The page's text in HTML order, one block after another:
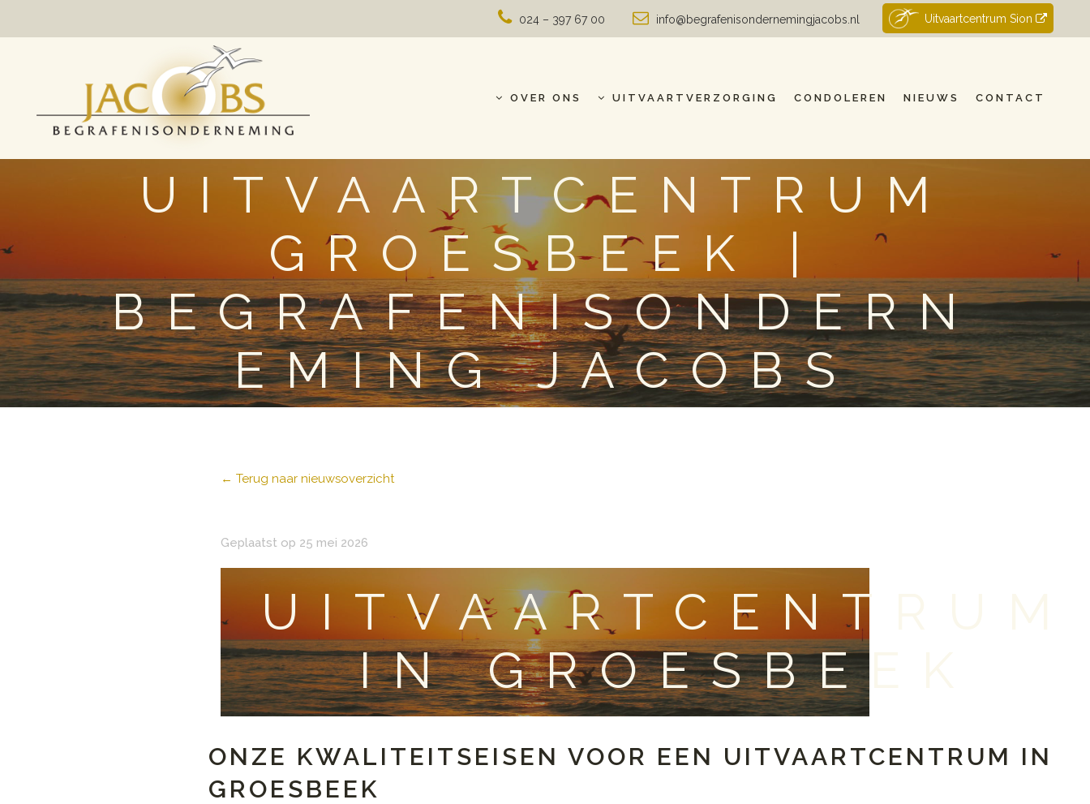
024 – 397 67 00 info@begrafenisondernemingjacobs.nl Uitvaartcentrum Sion
OVER ONS UITVAARTVERZORGING CONDOLEREN NIEUWS CONTACT
UITVAARTCENTRUM
GROESBEEK |
BEGRAFENISONDERN
EMING JACOBS
← Terug naar nieuwsoverzicht
Geplaatst op 25 mei 2026
UITVAARTCENTRUM
IN GROESBEEK
ONZE KWALITEITSEISEN VOOR EEN UITVAARTCENTRUM IN
GROESBEEK